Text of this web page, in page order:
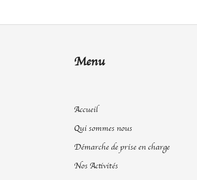
Menu
Accueil
Qui sommes nous
Démarche de prise en charge
Nos Activités